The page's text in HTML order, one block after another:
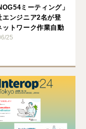
ミーティング」
エンジニア2名が登
ットワーク作業自動
する サービス・･･･
25